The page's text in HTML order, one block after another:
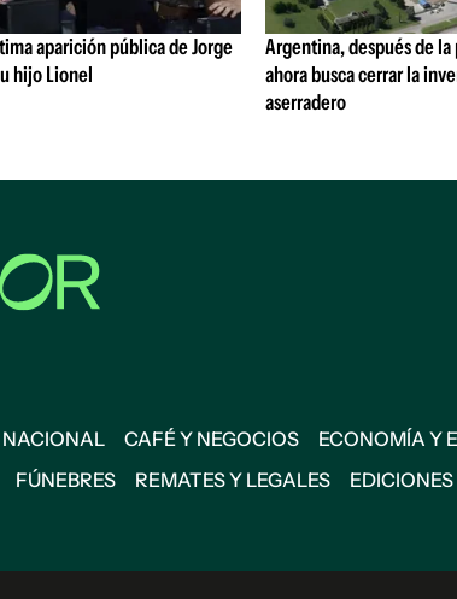
aparición pública de Jorge
hijo Lionel
Argentina, después de
ahora busca cerrar la
aserradero
NACIONAL CAFÉ Y NEGOCIOS ECONOMÍA Y
FÚNEBRES REMATES Y LEGALES